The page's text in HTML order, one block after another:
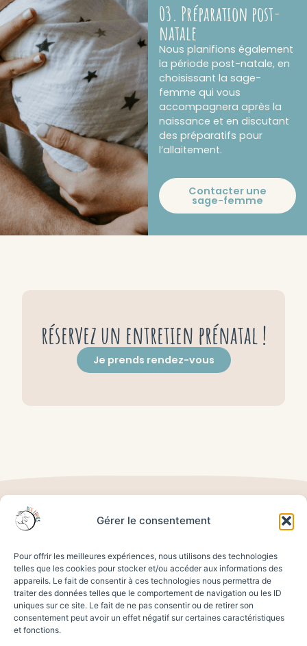
Gérer le consentement
Pour offrir les meilleures expériences, nous utilisons des technologies
telles que les cookies pour stocker et/ou accéder aux informations des
appareils. Le fait de consentir à ces technologies nous permettra de
traiter des données telles que le comportement de navigation ou les ID
uniques sur ce site. Le fait de ne pas consentir ou de retirer son
consentement peut avoir un effet négatif sur certaines caractéristiques
et fonctions.
03. Préparation post-
natale
Nous planifions également
la période post-natale, en
choisissant la sage-
femme qui vous
accompagnera après la
naissance et en discutant
des préparatifs pour
l’allaitement.
Contacter une
sage-femme
réservez un entretien prénatal !
Je prends rendez-vous
DixLunes©2025
-Tous
droits
réservés
Liens
utiles
Accueil
A
propos
Blog
Services
Entretien
prénatal
Suivi de
grossesse
Consultation
d’allaitement
Consultation
sommeil
nouveau-né
Massage
prénatal
Site web
l'agence
One
Octet